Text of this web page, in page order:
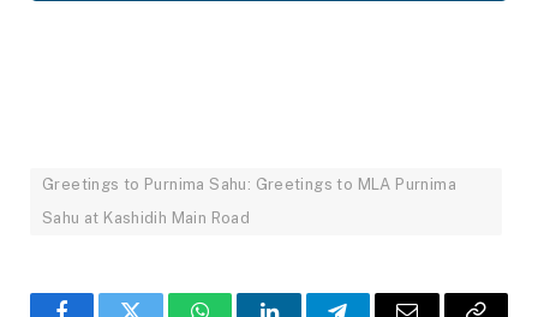
Greetings to Purnima Sahu: Greetings to MLA Purnima
Sahu at Kashidih Main Road